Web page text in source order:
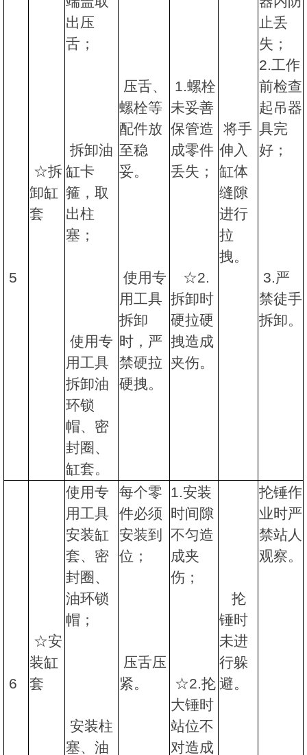
5
☆拆
卸缸
套
出压
舌；
拆卸油
缸卡
箍，取
出柱
塞；
使用专
用工具
拆卸油
环锁
帽、密
封圈、
缸套。
压舌、
螺栓等
配件放
至稳
妥。
使用专
用工具
拆卸
时，严
禁硬拉
硬拽。
1.螺栓
未妥善
保管造
成零件
丢失；
☆2.
拆卸时
硬拉硬
拽造成
夹伤。
将手
伸入
缸体
缝隙
进行
拉
拽。
止丢
失；
2.工作
前检查
起吊器
具完
好；
3.严
禁徒手
拆卸。
6
☆安
装缸
套
使用专
用工具
安装缸
套、密
封圈、
油环锁
帽；
安装柱
塞、油
每个零
件必须
安装到
位；
压舌压
紧。
1.安装
时间隙
不匀造
成夹
伤；
☆2.抡
大锤时
站位不
对造成
抡
锤时
未进
行躲
避。
抡锤作
业时严
禁站人
观察。